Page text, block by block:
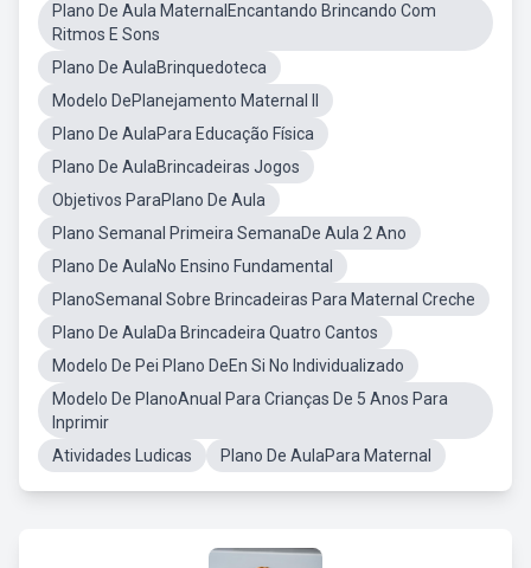
Plano De Aula MaternalEncantando Brincando Com
Ritmos E Sons
Plano De AulaBrinquedoteca
Modelo DePlanejamento Maternal II
Plano De AulaPara Educação Física
Plano De AulaBrincadeiras Jogos
Objetivos ParaPlano De Aula
Plano Semanal Primeira SemanaDe Aula 2 Ano
Plano De AulaNo Ensino Fundamental
PlanoSemanal Sobre Brincadeiras Para Maternal Creche
Plano De AulaDa Brincadeira Quatro Cantos
Modelo De Pei Plano DeEn Si No Individualizado
Modelo De PlanoAnual Para Crianças De 5 Anos Para
Inprimir
Atividades Ludicas
Plano De AulaPara Maternal